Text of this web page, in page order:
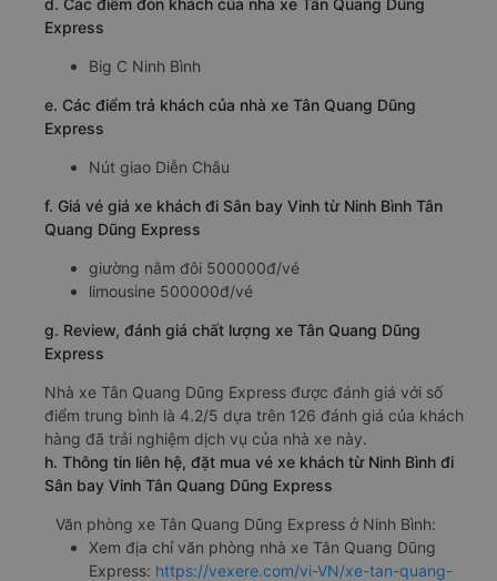
Express
Big C Ninh Bình
e. Các điểm trả khách của nhà xe Tân Quang Dũng
Express
Nút giao Diễn Châu
f. Giá vé giá xe khách đi Sân bay Vinh từ Ninh Bình Tân
Quang Dũng Express
giường nằm đôi 500000đ/vé
limousine 500000đ/vé
g. Review, đánh giá chất lượng xe Tân Quang Dũng
Express
Nhà xe Tân Quang Dũng Express được đánh giá với số
điểm trung bình là 4.2/5 dựa trên 126 đánh giá của khách
hàng đã trải nghiệm dịch vụ của nhà xe này.
h. Thông tin liên hệ, đặt mua vé xe khách từ Ninh Bình đi
Sân bay Vinh Tân Quang Dũng Express
Văn phòng xe Tân Quang Dũng Express ở Ninh Bình:
Xem địa chỉ văn phòng nhà xe Tân Quang Dũng
Express: https://vexere.com/vi-VN/xe-tan-quang-